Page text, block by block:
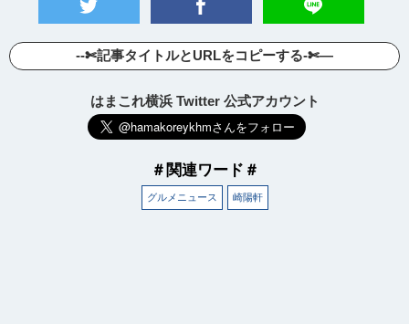
--✄記事タイトルとURLをコピーする-✄—
はまこれ横浜 Twitter 公式アカウント
＃関連ワード＃
グルメニュース 崎陽軒